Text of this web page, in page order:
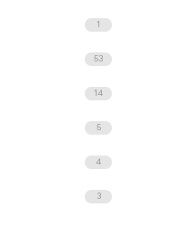
1
53
14
5
4
3